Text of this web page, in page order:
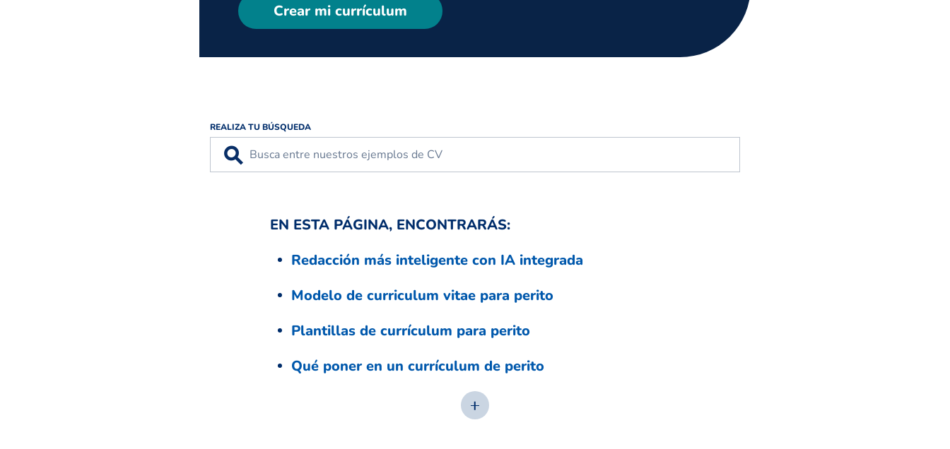
Crear mi currículum
REALIZA TU BÚSQUEDA
⚲
EN ESTA PÁGINA, ENCONTRARÁS:
Redacción más inteligente con IA integrada
Modelo de curriculum vitae para perito
Plantillas de currículum para perito
Qué poner en un currículum de perito